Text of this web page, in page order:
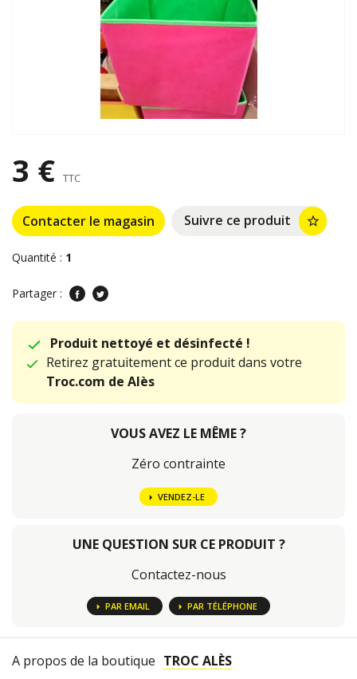
3 € TTC
Contacter le magasin Suivre ce produit star_border
Quantité : 1
Partager :
Produit nettoyé et désinfecté !
Retirez gratuitement ce produit dans votre
Troc.com de Alès
VOUS AVEZ LE MÊME ?
Zéro contrainte
VENDEZ-LE
UNE QUESTION SUR CE PRODUIT ?
Contactez-nous
PAR EMAIL PAR TÉLÉPHONE
A propos de la boutique TROC ALÈS